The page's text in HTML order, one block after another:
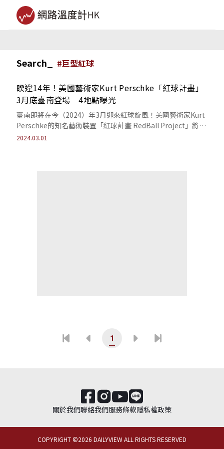
Search_ #巨型紅球
睽違14年！美國藝術家Kurt Perschke「紅球計畫」
3月底臺南登場 4地點曝光
臺南即將在今（2024）年3月迎來紅球旋風！美國藝術家Kurt
Perschke的知名藝術裝置「紅球計畫 RedBall Project」將在
3...
2024.03.01
1
關於我們聯絡我們服務條款隱私權政策
COPYRIGHT ©2026 DAILYVIEW ALL RIGHTS RESERVED